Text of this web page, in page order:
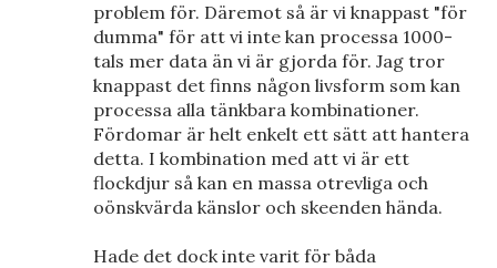
problem för. Däremot så är vi knappast "för
dumma" för att vi inte kan processa 1000-
tals mer data än vi är gjorda för. Jag tror
knappast det finns någon livsform som kan
processa alla tänkbara kombinationer.
Fördomar är helt enkelt ett sätt att hantera
detta. I kombination med att vi är ett
flockdjur så kan en massa otrevliga och
oönskvärda känslor och skeenden hända.
Hade det dock inte varit för båda